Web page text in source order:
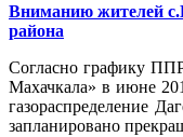
Вниманию жителей
района
Согласно графику
Махачкала» в июне
газораспределение
запланировано